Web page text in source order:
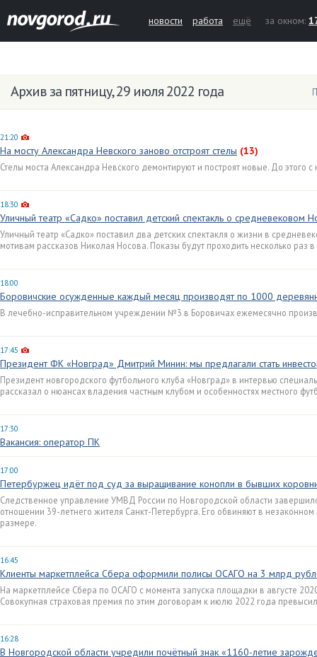
новости работа ещё за окном:
Архив за пятницу, 29 июля 2022 года
21:20
На мосту Александра Невского заново отстроят стелы (13)
Стелы моста Александра Невского демонтируют и построят новые. До этого
18:30
Уличный театр «Садко» поставил детский спектакль о средневековом
Уличный театр «Садко» поставил два детских спектакля о жизни в
мотивам рассказов Николая Носова. Показы будут проходить несколько раз
18:00
Боровичские осужденные каждый месяц производят по 1000
В лечебно-исправительном учреждении №3 в Боровичах ежемесячно
17:45
Президент ФК «Новград» Дмитрий Минин: мы предлагали стать
Президент новгородского футбольного клуба «Новград» в интервью
рассказал о нюансах владения частным клубом и особенностях местного
17:30
Вакансия: оператор ПК
17:00
Петербуржец идёт под суд за выращивание конопли в бывших
Следственное управление УМВД России по Новгородской области
отношении 39-летнего жителя Санкт-Петербурга. Его обвиняют в
размере.
16:45
Клиенты маркетплейса Сбера оформили полисы ОСАГО на 3 млрд
На маркетплейсе Сбера по ОСАГО с момента запуска площадки в августе
Совокупная страховая премия по этим договорам к июлю 2022 года
16:28
В Новгородской области учредили почётный знак «1160-летие